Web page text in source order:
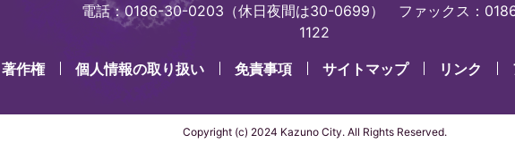
電話：0186-30-0203（休日夜間は30-0699）
ファックス：
1122
著作権 個人情報の取り扱い 免責事項 サイトマップ リンク
Copyright (c) 2024 Kazuno City. All Rights Reserved.